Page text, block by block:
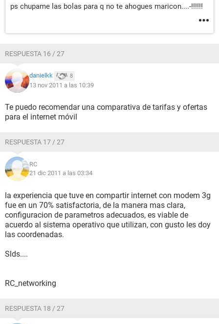
ps chupame las bolas para q no te ahogues maricon....-!!!!!!
RESPUESTA 16 / 27
danielkk 8
13 nov 2011 a las 10:39
Te puedo recomendar una comparativa de tarifas y ofertas
para el internet móvil
RESPUESTA 17 / 27
RC
21 dic 2011 a las 03:34
la experiencia que tuve en compartir internet con modem 3g
fue en un 70% satisfactoria, de la manera mas clara,
configuracion de parametros adecuados, es viable de
acuerdo al sistema operativo que utilizan, con gusto les doy
las coordenadas.
Slds....
RC_networking
RESPUESTA 18 / 27